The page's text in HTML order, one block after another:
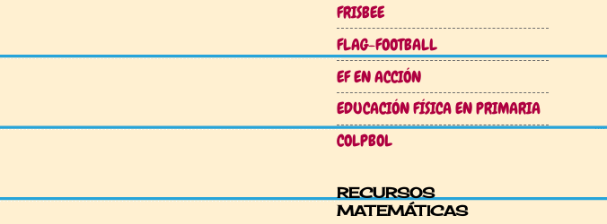
FRISBEE
FLAG-FOOTBALL
EF EN ACCIÓN
EDUCACIÓN FÍSICA EN PRIMARIA
COLPBOL
RECURSOS
MATEMÁTICAS